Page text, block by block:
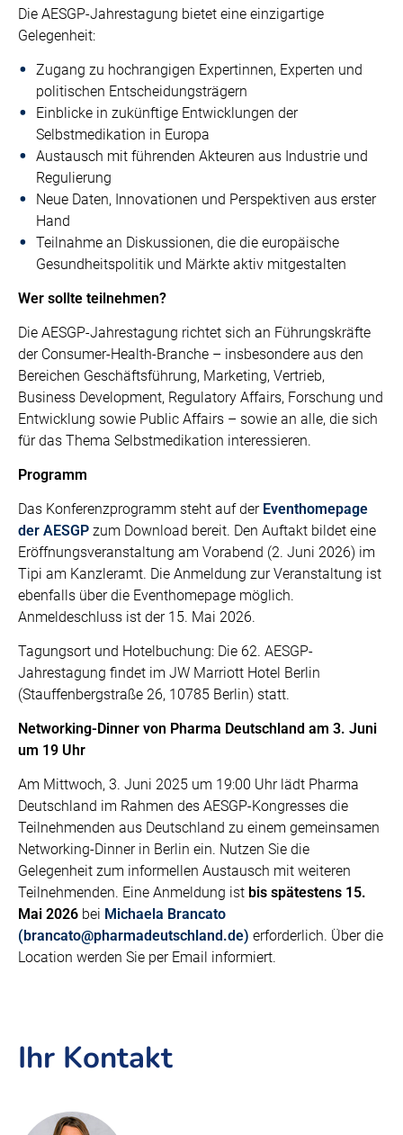
Die AESGP-Jahrestagung bietet eine einzigartige
Gelegenheit:
Zugang zu hochrangigen Expertinnen, Experten und
politischen Entscheidungsträgern
Einblicke in zukünftige Entwicklungen der
Selbstmedikation in Europa
Austausch mit führenden Akteuren aus Industrie und
Regulierung
Neue Daten, Innovationen und Perspektiven aus erster
Hand
Teilnahme an Diskussionen, die die europäische
Gesundheitspolitik und Märkte aktiv mitgestalten
Wer sollte teilnehmen?
Die AESGP-Jahrestagung richtet sich an Führungskräfte
der Consumer-Health-Branche – insbesondere aus den
Bereichen Geschäftsführung, Marketing, Vertrieb,
Business Development, Regulatory Affairs, Forschung und
Entwicklung sowie Public Affairs – sowie an alle, die sich
für das Thema Selbstmedikation interessieren.
Programm
Das Konferenzprogramm steht auf der Eventhomepage
der AESGP zum Download bereit. Den Auftakt bildet eine
Eröffnungsveranstaltung am Vorabend (2. Juni 2026) im
Tipi am Kanzleramt. Die Anmeldung zur Veranstaltung ist
ebenfalls über die Eventhomepage möglich.
Anmeldeschluss ist der 15. Mai 2026.
Tagungsort und Hotelbuchung: Die 62. AESGP-
Jahrestagung findet im JW Marriott Hotel Berlin
(Stauffenbergstraße 26, 10785 Berlin) statt.
Networking-Dinner von Pharma Deutschland am 3. Juni
um 19 Uhr
Am Mittwoch, 3. Juni 2025 um 19:00 Uhr lädt Pharma
Deutschland im Rahmen des AESGP-Kongresses die
Teilnehmenden aus Deutschland zu einem gemeinsamen
Networking-Dinner in Berlin ein. Nutzen Sie die
Gelegenheit zum informellen Austausch mit weiteren
Teilnehmenden. Eine Anmeldung ist bis spätestens 15.
Mai 2026 bei Michaela Brancato
(brancato@pharmadeutschland.de) erforderlich. Über die
Location werden Sie per Email informiert.
Ihr Kontakt